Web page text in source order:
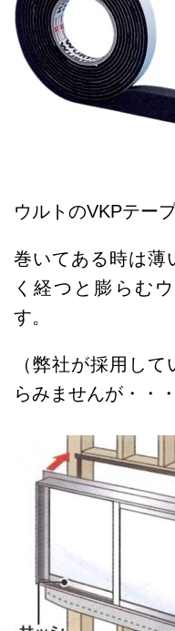
ウルトのVKPテープ
巻いてある時は薄
く経つと膨らむ
す。
（弊社が採用し
らみませんが・・・